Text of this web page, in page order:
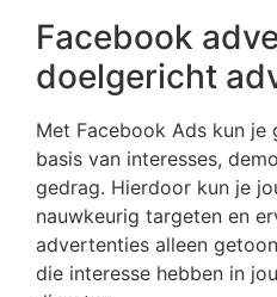
Facebook
doelgericht
Met Facebook Ads kun
basis van interesses,
gedrag. Hierdoor kun je
nauwkeurig targeten en
advertenties alleen
die interesse hebben in